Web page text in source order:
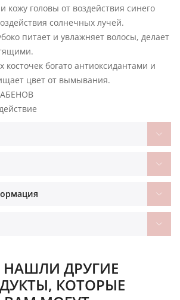
головы от воздействия синего
солнечных лучей.
питает и увлажняет волосы, делает
косточек богато антиоксидантами и
цвет от вымывания.
ДРУГИЕ
КОТОРЫЕ